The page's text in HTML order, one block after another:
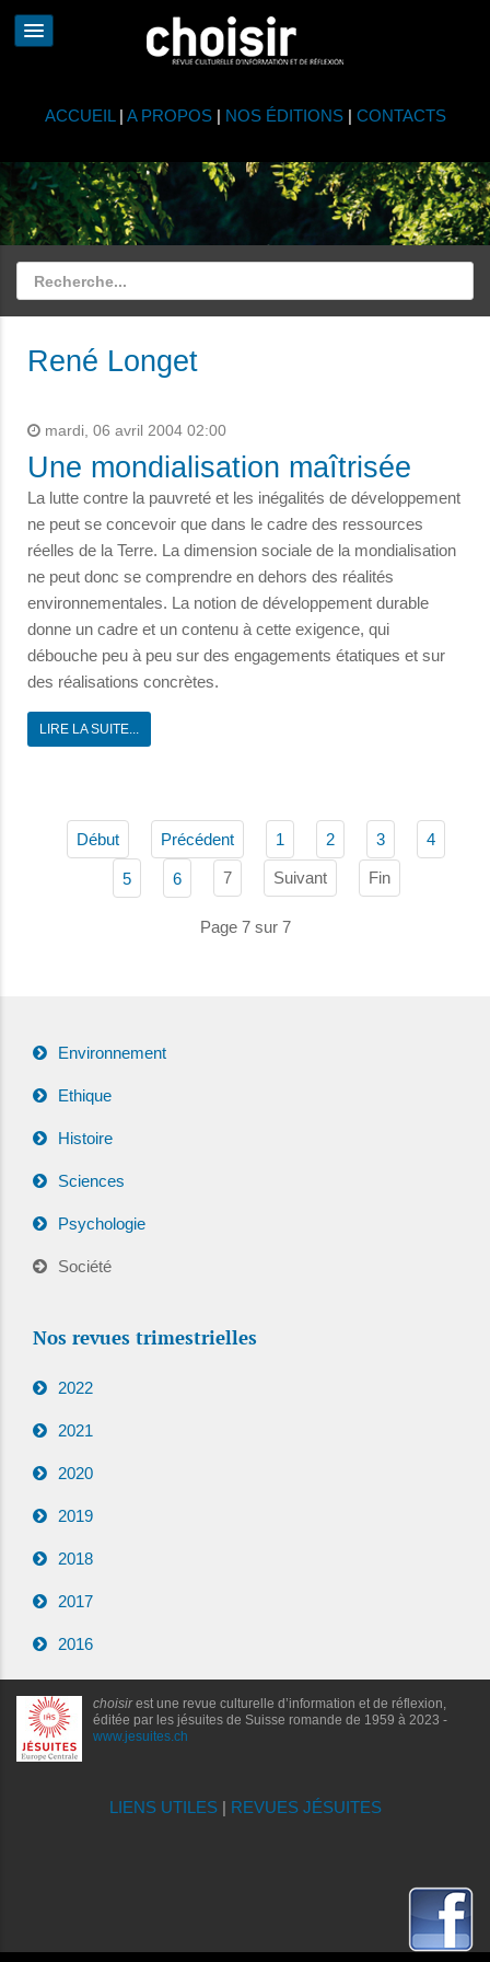
ACCUEIL | A PROPOS| NOS ÉDITIONS| CONTACTS
René Longet
mardi, 06 avril 2004 02:00
Une mondialisation maîtrisée
La lutte contre la pauvreté et les inégalités de développement
ne peut se concevoir que dans le cadre des ressources
réelles de la Terre. La dimension sociale de la mondialisation
ne peut donc se comprendre en dehors des réalités
environnementales. La notion de développement durable
donne un cadre et un contenu à cette exigence, qui
débouche peu à peu sur des engagements étatiques et sur
des réalisations concrètes.
LIRE LA SUITE...
Début Précédent 1 2 3 4
5 6 7 Suivant Fin
Page 7 sur 7
Environnement
Ethique
Histoire
Sciences
Psychologie
Société
Nos revues trimestrielles
2022
2021
2020
2019
2018
2017
2016
choisirest une revue culturelle d’information et de réflexion,
éditée par les jésuites de Suisse romande de 1959 à 2023 -
www.jesuites.ch
LIENS UTILES| REVUES JÉSUITES